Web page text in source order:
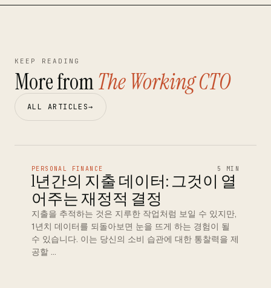
KEEP READING
More fromThe Working CTO
ALL ARTICLES→
PERSONAL FINANCE 5 MIN
1년간의 지출 데이터: 그것이 열
어주는 재정적 결정
지출을 추적하는 것은 지루한 작업처럼 보일 수 있지만,
1년치 데이터를 되돌아보면 눈을 뜨게 하는 경험이 될
수 있습니다. 이는 당신의 소비 습관에 대한 통찰력을 제
공할 …